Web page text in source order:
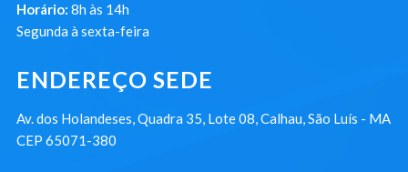
Horário: 8h às 14h
Segunda à sexta-feira
ENDEREÇO SEDE
Av. dos Holandeses, Quadra 35, Lote 08, Calhau, São Luís - MA
CEP 65071-380